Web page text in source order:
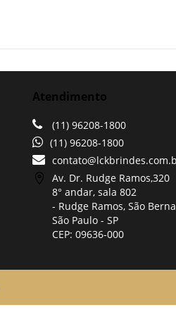
Atendimento
(11) 96208-1800
(11) 96208-1800
Av. Dr. Rudge Ramos,320
8° andar, sala 802
- Rudge Ramos, São
São Paulo -SP
CEP: 09636-000